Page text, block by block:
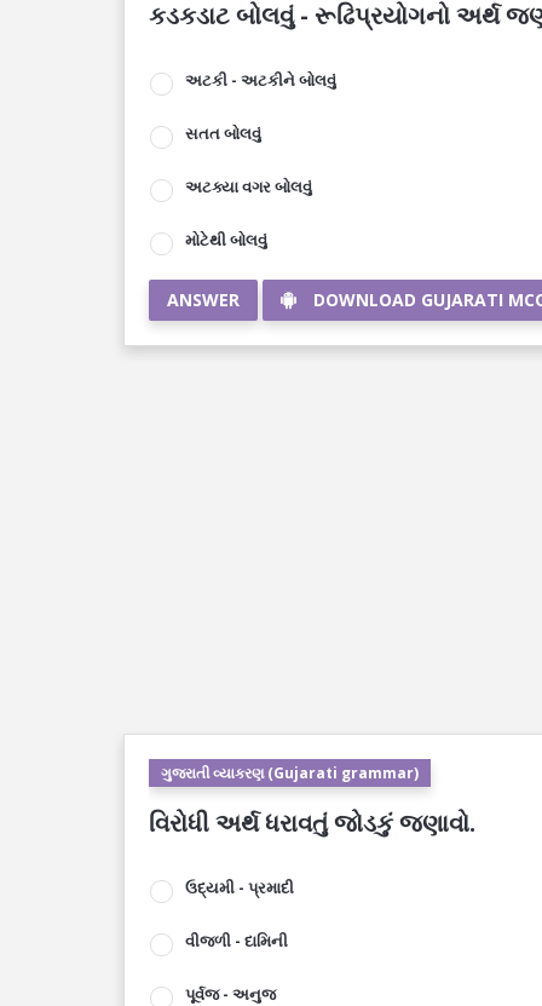
કડકડાટ બોલવું - રૂઢિપ્રયોગનો અર્થ
અટકી - અટકીને બોલવું
સતત બોલવું
અટક્યા વગર બોલવું
મોટેથી બોલવું
ANSWER DOWNLOAD GUJARATI
ગુજરાતી વ્યાકરણ (Gujarati grammar)
વિરોધી અર્થ ધરાવતું જોડકું જણાવો.
ઉદ્યમી - પ્રમાદી
વીજળી - દામિની
પૂર્વજ - અનુજ